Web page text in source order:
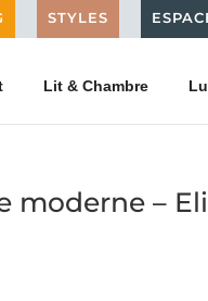
STYLES
Lit & Chambre
moderne – Eli